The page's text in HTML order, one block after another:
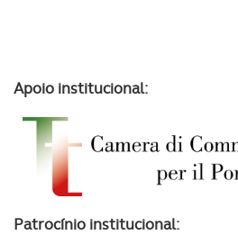
Apoio institucional:
Patrocínio institucional: